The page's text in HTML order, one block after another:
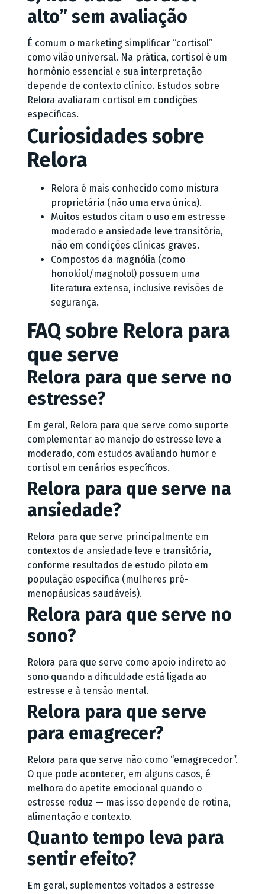
alto” sem avaliação
É comum o marketing simplificar “cortisol”
como vilão universal. Na prática, cortisol é um
hormônio essencial e sua interpretação
depende de contexto clínico. Estudos sobre
Relora avaliaram cortisol em condições
específicas.
Curiosidades sobre
Relora
Relora é mais conhecido como mistura
proprietária (não uma erva única).
Muitos estudos citam o uso em estresse
moderado e ansiedade leve transitória,
não em condições clínicas graves.
Compostos da magnólia (como
honokiol/magnolol) possuem uma
literatura extensa, inclusive revisões de
segurança.
FAQ sobre Relora para
que serve
Relora para que serve no
estresse?
Em geral, Relora para que serve como suporte
complementar ao manejo do estresse leve a
moderado, com estudos avaliando humor e
cortisol em cenários específicos.
Relora para que serve na
ansiedade?
Relora para que serve principalmente em
contextos de ansiedade leve e transitória,
conforme resultados de estudo piloto em
população específica (mulheres pré-
menopáusicas saudáveis).
Relora para que serve no
sono?
Relora para que serve como apoio indireto ao
sono quando a dificuldade está ligada ao
estresse e à tensão mental.
Relora para que serve
para emagrecer?
Relora para que serve não como “emagrecedor”.
O que pode acontecer, em alguns casos, é
melhora do apetite emocional quando o
estresse reduz — mas isso depende de rotina,
alimentação e contexto.
Quanto tempo leva para
sentir efeito?
Em geral, suplementos voltados a estresse